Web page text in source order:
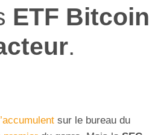
ETF Bitcoin
.
sur le bureau du